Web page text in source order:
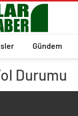
Gündem
Durumu